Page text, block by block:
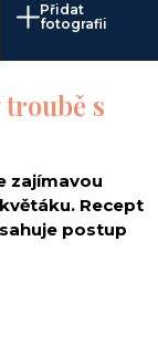
Přidat
fotografii
s
zajímavou
Recept
postup